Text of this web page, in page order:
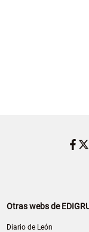
Otras webs de
Diario de León